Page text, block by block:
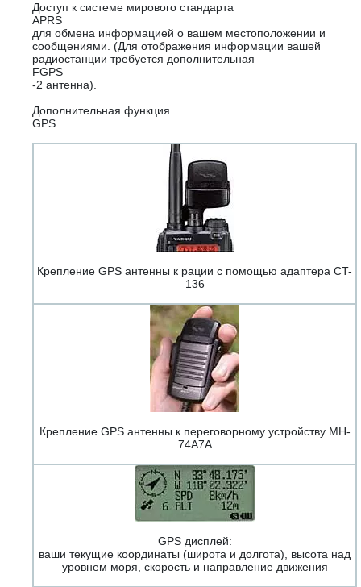
Доступ к системе мирового стандарта
APRS
для обмена информацией о вашем местоположении и
сообщениями. (Для отображения информации вашей
радиостанции требуется дополнительная
FGPS
-2 антенна).
Дополнительная функция
GPS
Крепление GPS антенны к рации с помощью адаптера CT-
136
Крепление GPS антенны к переговорному устройству MH-
74A7A
GPS дисплей:
ваши текущие координаты (широта и долгота), высота над
уровнем моря, скорость и направление движения